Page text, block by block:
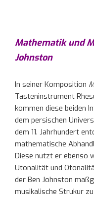
Mathematik und
Johnston
In seiner Komposition
Tasteninstrument
kommen diese beiden
dem persischen
dem 11. Jahrhundert
mathematische
Diese nutzt er ebenso
Utonalität und
der Ben Johnston
musikalische Strukur